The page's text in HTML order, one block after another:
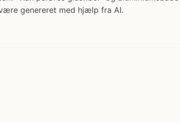
genereret med hjælp fra AI.